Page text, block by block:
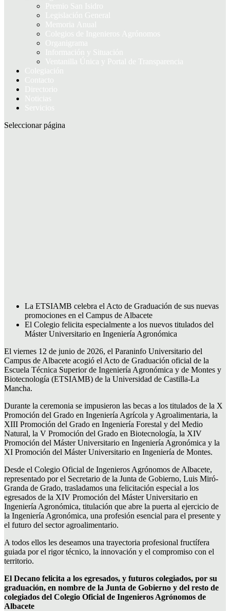
Premio San Isidro
Legislación General
Memoria Anual
Colegios de Ingenieros Agrónomos
Organigrama
Información y Situación
Ventanilla Única y Portal de Transparencia
Colegiación
Contacto
Directorio
Noticias
Servicios
Seleccionar página
La ETSIAMB celebra el Acto de Graduación de sus nuevas
promociones en el Campus de Albacete
El Colegio felicita especialmente a los nuevos titulados del
Máster Universitario en Ingeniería Agronómica
El viernes 12 de junio de 2026, el Paraninfo Universitario del
Campus de Albacete acogió el Acto de Graduación oficial de la
Escuela Técnica Superior de Ingeniería Agronómica y de Montes y
Biotecnología (ETSIAMB) de la Universidad de Castilla-La
Mancha.
Durante la ceremonia se impusieron las becas a los titulados de la X
Promoción del Grado en Ingeniería Agrícola y Agroalimentaria, la
XIII Promoción del Grado en Ingeniería Forestal y del Medio
Natural, la V Promoción del Grado en Biotecnología, la XIV
Promoción del Máster Universitario en Ingeniería Agronómica y la
XI Promoción del Máster Universitario en Ingeniería de Montes.
Desde el Colegio Oficial de Ingenieros Agrónomos de Albacete,
representado por el Secretario de la Junta de Gobierno, Luis Miró-
Granda de Grado, trasladamos una felicitación especial a los
egresados de la XIV Promoción del Máster Universitario en
Ingeniería Agronómica, titulación que abre la puerta al ejercicio de
la Ingeniería Agronómica, una profesión esencial para el presente y
el futuro del sector agroalimentario.
A todos ellos les deseamos una trayectoria profesional fructífera
guiada por el rigor técnico, la innovación y el compromiso con el
territorio.
El Decano felicita a los egresados, y futuros colegiados, por su
graduación, en nombre de la Junta de Gobierno y del resto de
colegiados del Colegio Oficial de Ingenieros Agrónomos de
Albacete